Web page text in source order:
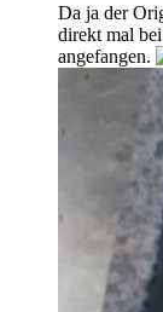
Da ja der
direkt mal
angefangen.